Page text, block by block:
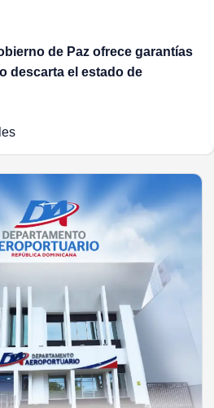
de Paz ofrece garantías
descarta el estado de